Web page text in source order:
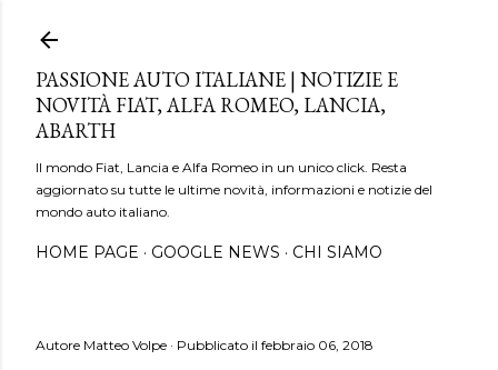
PASSIONE AUTO ITALIANE | NOTIZIE E
NOVITÀ FIAT, ALFA ROMEO, LANCIA,
ABARTH
Il mondo Fiat, Lancia e Alfa Romeo in un unico click. Resta
aggiornato su tutte le ultime novità, informazioni e notizie del
mondo auto italiano.
HOME PAGE GOOGLE NEWS CHI SIAMO
Autore Matteo Volpe Pubblicato il febbraio 06, 2018